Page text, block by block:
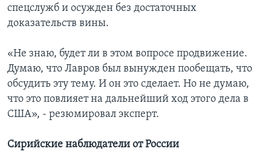
спецслужб и осужден без достаточных
доказательств вины.
«Не знаю, будет ли в этом вопросе продвижение.
Думаю, что Лавров был вынужден пообещать, что
обсудить эту тему. И он это сделает. Но не думаю,
что это повлияет на дальнейший ход этого дела в
США», - резюмировал эксперт.
Сирийские наблюдатели от России